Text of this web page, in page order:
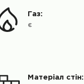
є
Газ:
Матеріал стін: